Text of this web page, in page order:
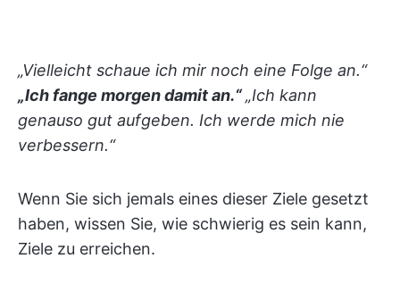
„Vielleicht schaue ich mir noch eine Folge an.“
„Ich fange morgen damit an.“„Ich kann
genauso gut aufgeben. Ich werde mich nie
verbessern.“
Wenn Sie sich jemals eines dieser Ziele gesetzt
haben, wissen Sie, wie schwierig es sein kann,
Ziele zu erreichen.